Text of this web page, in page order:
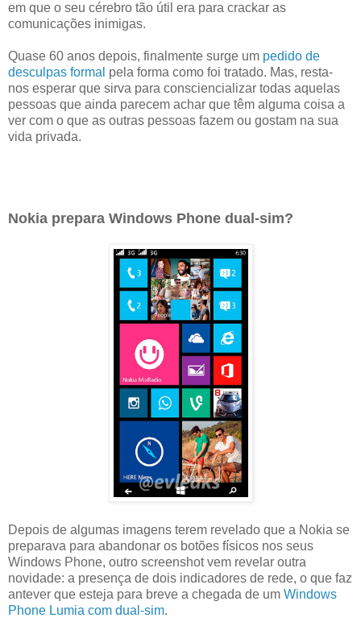
em que o seu cérebro tão útil era para crackar as
comunicações inimigas.
Quase 60 anos depois, finalmente surge um pedido de
desculpas formal pela forma como foi tratado. Mas, resta-
nos esperar que sirva para consciencializar todas aquelas
pessoas que ainda parecem achar que têm alguma coisa a
ver com o que as outras pessoas fazem ou gostam na sua
vida privada.
Nokia prepara Windows Phone dual-sim?
Depois de algumas imagens terem revelado que a Nokia se
preparava para abandonar os botões físicos nos seus
Windows Phone, outro screenshot vem revelar outra
novidade: a presença de dois indicadores de rede, o que faz
antever que esteja para breve a chegada de um Windows
Phone Lumia com dual-sim.